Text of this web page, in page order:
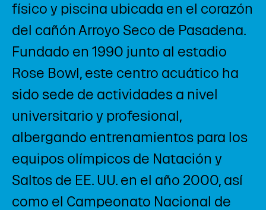
físico y piscina ubicada en el corazón
del cañón Arroyo Seco de Pasadena.
Fundado en 1990 junto al estadio
Rose Bowl, este centro acuático ha
sido sede de actividades a nivel
universitario y profesional,
albergando entrenamientos para los
equipos olímpicos de Natación y
Saltos de EE. UU. en el año 2000, así
como el Campeonato Nacional de